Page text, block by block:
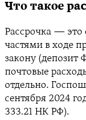
Что такое
Рассрочка — это
частями в ходе
закону (депозит
почтовые
отдельно.
сентября 2024
333.21 НК РФ).